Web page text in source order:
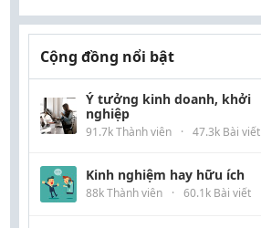
Cộng đồng nổi bật
Ý tưởng kinh doanh, khởi
nghiệp
91.7k Thành viên · 47.3k Bài viết
Kinh nghiệm hay hữu ích
88k Thành viên · 60.1k Bài viết